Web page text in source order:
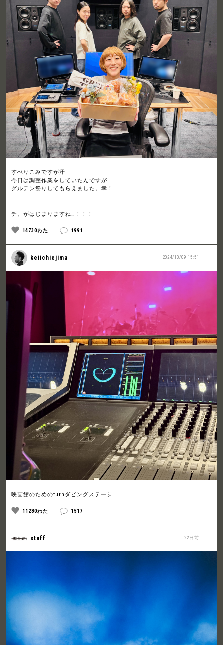
すべりこみですが汗
今日は調整作業をしていたんですが
グルテン祭りしてもらえました。幸！
チ。がはじまりますね…！！！
14730わた 1991
2024/10/09 15:51
keiichiejima
映画館のためのturnダビングステージ
11280わた 1517
22日前
staff